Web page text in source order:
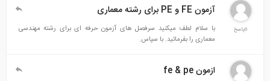
آزمون FE و PE برای رشته معماری
با سلام لطف میکنید سرفصل های آزمون حرفه ای برای رشته مهندسی
معماری را بفرمائید. با سپاس.
ازمون fe & pe